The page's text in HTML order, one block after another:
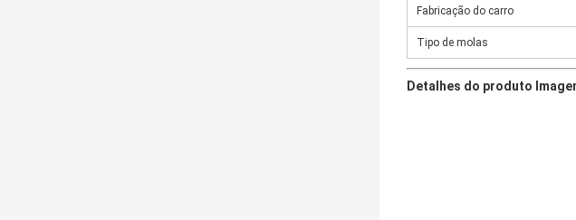
Fabricação do carro
Tipo de molas
Detalhes do produto